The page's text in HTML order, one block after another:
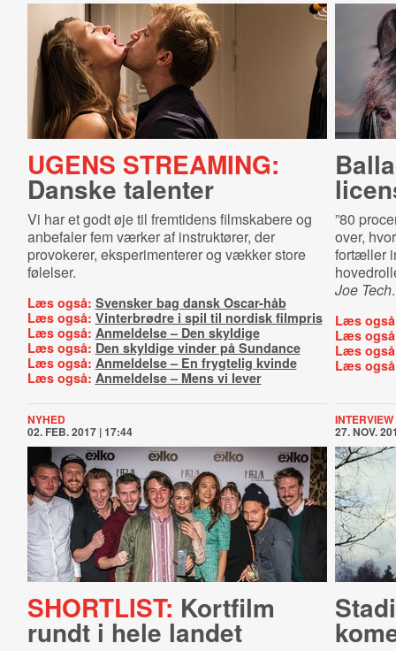
UGENS STREAMING:
Danske talenter
Vi har et godt øje til fremtidens filmskabere og
anbefaler fem værker af instruktører, der
provokerer, eksperimenterer og vækker store
følelser.
Læs også: Svensker bag dansk Oscar-håb
Læs også: Vinterbrødre i spil til nordisk filmpris
Læs også: Anmeldelse – Den skyldige
Læs også: Den skyldige vinder på Sundance
Læs også: Anmeldelse – En frygtelig kvinde
Læs også: Anmeldelse – Mens vi lever
”80
over,
fortæller
Joe Tech.
Læs
Læs
Læs
Læs
NYHED
02. FEB. 2017 | 17:44
SHORTLIST: Kortfilm
rundt i hele landet
INTERVIEW
27. NOV.